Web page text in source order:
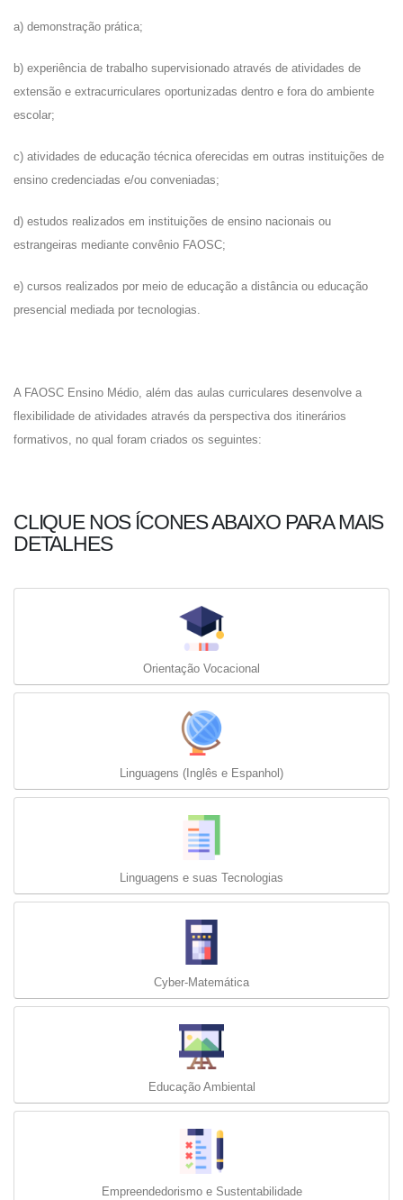
a) demonstração prática;
b) experiência de trabalho supervisionado através de atividades de
extensão e extracurriculares oportunizadas dentro e fora do ambiente
escolar;
c) atividades de educação técnica oferecidas em outras instituições de
ensino credenciadas e/ou conveniadas;
d) estudos realizados em instituições de ensino nacionais ou
estrangeiras mediante convênio FAOSC;
e) cursos realizados por meio de educação a distância ou educação
presencial mediada por tecnologias.
A FAOSC Ensino Médio, além das aulas curriculares desenvolve a
flexibilidade de atividades através da perspectiva dos itinerários
formativos, no qual foram criados os seguintes:
CLIQUE NOS ÍCONES ABAIXO PARA MAIS
DETALHES
Orientação Vocacional
Linguagens (Inglês e Espanhol)
Linguagens e suas Tecnologias
Cyber-Matemática
Educação Ambiental
Empreendedorismo e Sustentabilidade